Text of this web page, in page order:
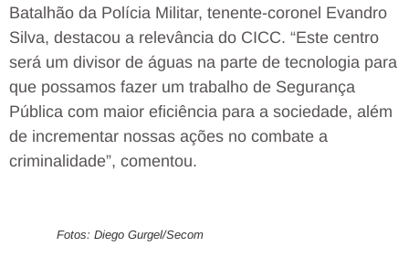
Batalhão da Polícia Militar, tenente-coronel Evandro
Silva, destacou a relevância do CICC. “Este centro
será um divisor de águas na parte de tecnologia para
que possamos fazer um trabalho de Segurança
Pública com maior eficiência para a sociedade, além
de incrementar nossas ações no combate a
criminalidade”, comentou.
Fotos: Diego Gurgel/Secom